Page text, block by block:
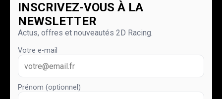
INSCRIVEZ-VOUS À LA
NEWSLETTER
Actus, offres et nouveautés 2D Racing.
Votre e-mail
Prénom (optionnel)